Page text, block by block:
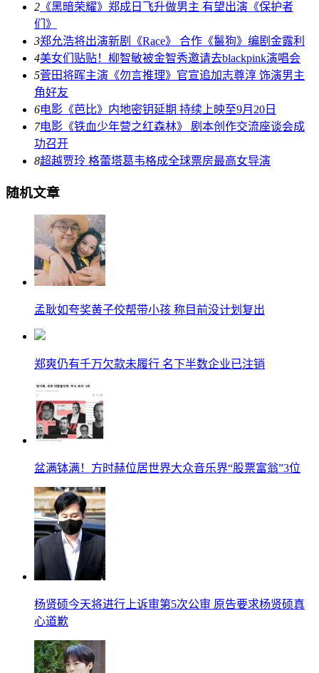
2 《黑暗荣耀》郑成日飞升做男主 有望出演《保护者
们》
3郑允浩将出演新剧《Race》 合作《鬣狗》编剧金露利
4美女们贴贴！柳智敏被金智秀邀请去blackpink演唱会
5菅田将晖主演《勿言推理》官宣追加志尊淳 饰演男主
角好友
6电影《芭比》内地密钥延期 持续上映至9月20日
7电影《铁血少年营之红森林》 剧本创作交流座谈会成
功召开
8超越贾玲 格蕾塔葛韦格成全球票房最高女导演
随机文章
孟耿如夸奖黄子佼帮带小孩 称目前没计划复出
郑爽仍有千万欠款未履行 名下半数企业已注销
盆满钵满！方时赫位居世界大众音乐界“股票富翁”3位
杨贤硕今天将进行上诉审第5次公审 原告要求杨贤硕真
心道歉